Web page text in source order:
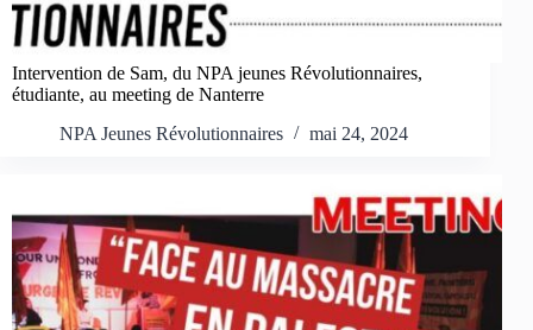
Intervention de Sam, du NPA jeunes Révolutionnaires,
étudiante, au meeting de Nanterre
NPA Jeunes Révolutionnaires
mai 24, 2024